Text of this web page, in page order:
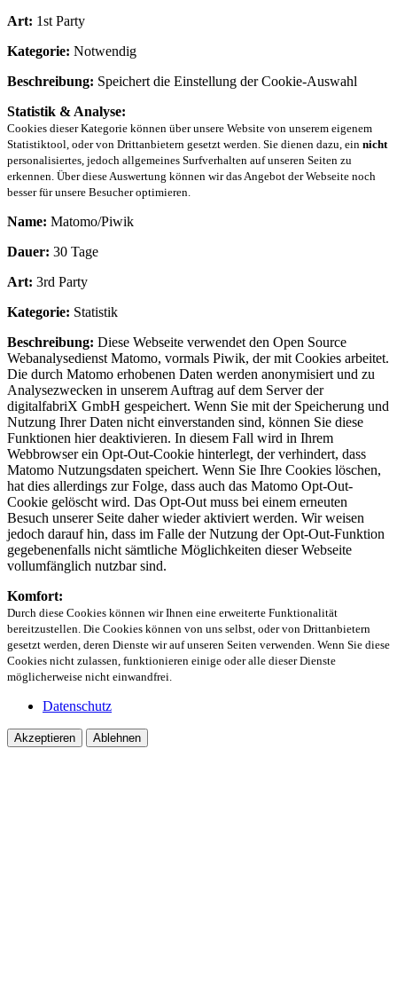
Art: 1st Party
Kategorie: Notwendig
Beschreibung: Speichert die Einstellung der Cookie-Auswahl
Statistik & Analyse:
Cookies dieser Kategorie können über unsere Website von unserem eigenem
Statistiktool, oder von Drittanbietern gesetzt werden. Sie dienen dazu, ein nicht
personalisiertes, jedoch allgemeines Surfverhalten auf unseren Seiten zu
erkennen. Über diese Auswertung können wir das Angebot der Webseite noch
besser für unsere Besucher optimieren.
Name: Matomo/Piwik
Dauer: 30 Tage
Art: 3rd Party
Kategorie: Statistik
Beschreibung: Diese Webseite verwendet den Open Source
Webanalysedienst Matomo, vormals Piwik, der mit Cookies arbeitet.
Die durch Matomo erhobenen Daten werden anonymisiert und zu
Analysezwecken in unserem Auftrag auf dem Server der
digitalfabriX GmbH gespeichert. Wenn Sie mit der Speicherung und
Nutzung Ihrer Daten nicht einverstanden sind, können Sie diese
Funktionen hier deaktivieren. In diesem Fall wird in Ihrem
Webbrowser ein Opt-Out-Cookie hinterlegt, der verhindert, dass
Matomo Nutzungsdaten speichert. Wenn Sie Ihre Cookies löschen,
hat dies allerdings zur Folge, dass auch das Matomo Opt-Out-
Cookie gelöscht wird. Das Opt-Out muss bei einem erneuten
Besuch unserer Seite daher wieder aktiviert werden. Wir weisen
jedoch darauf hin, dass im Falle der Nutzung der Opt-Out-Funktion
gegebenenfalls nicht sämtliche Möglichkeiten dieser Webseite
vollumfänglich nutzbar sind.
Komfort:
Durch diese Cookies können wir Ihnen eine erweiterte Funktionalität
bereitzustellen. Die Cookies können von uns selbst, oder von Drittanbietern
gesetzt werden, deren Dienste wir auf unseren Seiten verwenden. Wenn Sie diese
Cookies nicht zulassen, funktionieren einige oder alle dieser Dienste
möglicherweise nicht einwandfrei.
Datenschutz
Akzeptieren Ablehnen